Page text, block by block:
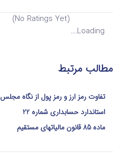
(No Ratings Yet)
Loading...
مطالب مرتبط
تفاوت رمز‌ ارز و رمز‌ پول از نگاه مجلس
استاندارد حسابداری شماره 22
ماده 85 قانون مالیاتهای مستقیم